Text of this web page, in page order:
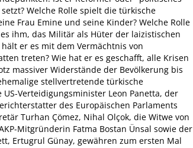
Welche Rolle spielt die türkische
Frau Emine und seine Kinder? Welche Rolle
ihm, das Militär als Hüter der laizistischen
er es mit dem Vermächtnis von
treten? Wie hat er es geschafft, alle Krisen
massiver Widerstände der Bevölkerung bis
stellvertretende türkische
Verteidigungsminister Leon Panetta, der
des Europäischen Parlaments
Turhan Çömez, Nihal Olçok, die Witwe von
Mitgründerin Fatma Bostan Ünsal sowie der
Ertugrul Günay, gewähren zum ersten Mal